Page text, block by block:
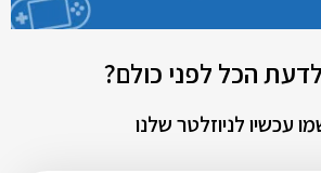
הכל לפני כולם?
עכשיו לניוזלטר שלנו